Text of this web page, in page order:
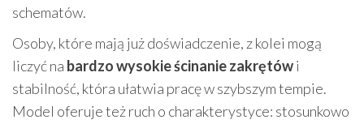
schematów.
Osoby, które mają już doświadczenie, z kolei mogą
liczyć na bardzo wysokie ścinanie zakrętówi
stabilność, która ułatwia pracę w szybszym tempie.
Model oferuje też ruch o charakterystyce: stosunkowo